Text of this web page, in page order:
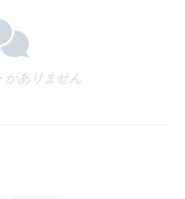
がありません